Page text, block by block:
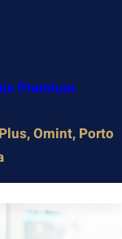
Premium
Omint, Porto